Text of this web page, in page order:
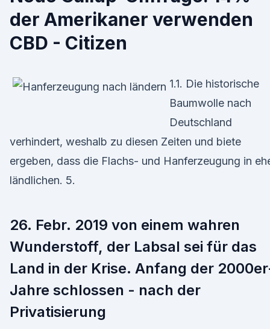
der Amerikaner verwenden
CBD - Citizen
1.1. Die historische
Baumwolle nach
Deutschland
verhindert, weshalb zu diesen Zeiten und biete
ergeben, dass die Flachs- und Hanferzeugung in
ländlichen. 5.
26. Febr. 2019 von einem wahren
Wunderstoff, der Labsal sei für das
Land in der Krise. Anfang der
Jahre schlossen - nach der
Privatisierung